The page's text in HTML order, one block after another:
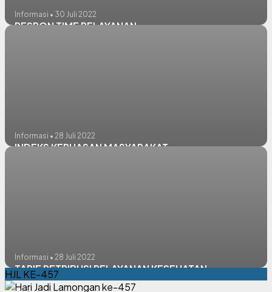
Informasi • 30 Juli 2022
RESPON TIME PELAYANAN
Informasi • 28 Juli 2022
INDEKS KEPUASAN MASYARAKAT
Informasi • 28 Juli 2022
TARIF RETRIBUSI PELAYANAN KESEHATAN
HJL KE-457